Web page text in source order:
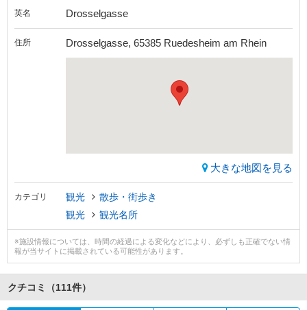
英名 Drosselgasse
住所 Drosselgasse, 65385 Ruedesheim am Rhein
大きな地図を見る
カテゴリ 観光
散歩・街歩き
観光
観光名所
※施設情報については、時間の経過による変化などにより、必ずしも正確でない情
報が当サイトに掲載されている可能性があります。
クチコミ （111件）